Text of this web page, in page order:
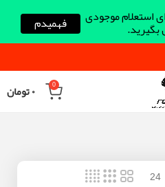
0 ۰تومان
24
استعلام موجودی فهمیدم